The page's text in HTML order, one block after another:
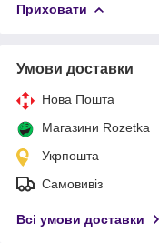
Приховати
Умови доставки
Нова Пошта
Магазини Rozetka
Укрпошта
Самовивіз
Всі умови доставки